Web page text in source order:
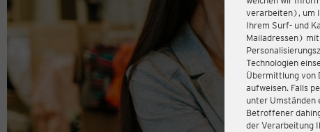
verarbeiten), um
Ihrem Surf- und
Mailadressen)
Technologien
Übermittlung von
aufweisen. Falls
unter Umständen
Betroffener
der Verarbeitung